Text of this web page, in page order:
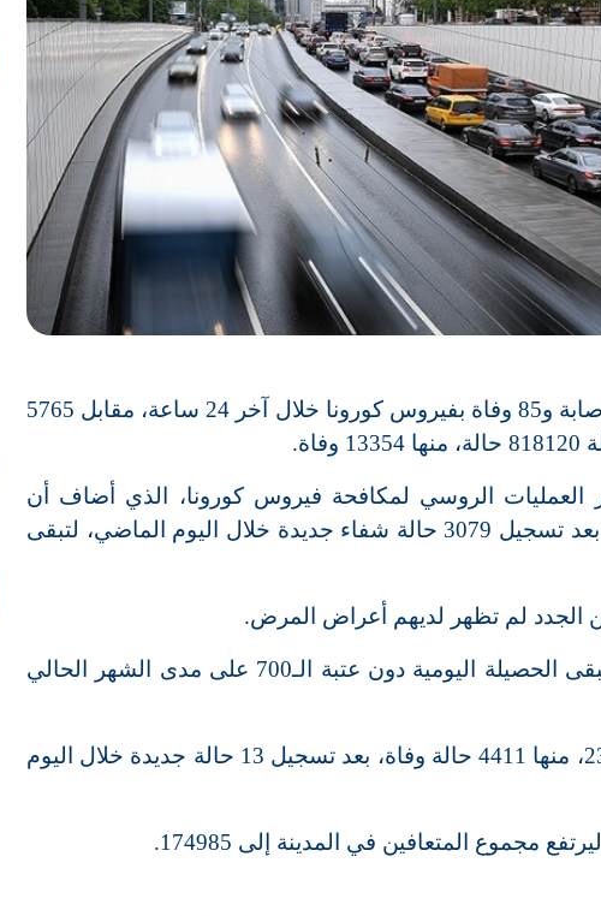
أعلنت روسيا، اليوم الاثنين، عن تسجيل 5636 إصابة و85 وفاة بفيروس كورونا خلال آخر 24 ساعة، مقابل 5765
العمليات الروسي لمكافحة فيروس كورونا، الذي أضاف أن
إجمالي المتعافين في البلاد ارتفع إلى 603329 بعد تسجيل 3079 حالة شفاء جديدة خلال اليوم الماضي، لتبقى
وسجلت العاصمة موسكو 694 إصابة جديدة لتبقى الحصيلة اليومية دون عتبة الـ700 على مدى الشهر الحالي
ووصل إجمالي الإصابات في المدينة إلى 238641، منها 4411 حالة وفاة، بعد تسجيل 13 حالة جديدة خلال اليوم